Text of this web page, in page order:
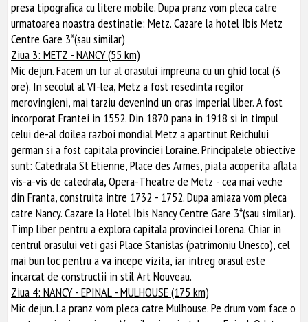
presa tipografica cu litere mobile. Dupa pranz vom pleca catre
urmatoarea noastra destinatie: Metz. Cazare la hotel Ibis Metz
Centre Gare 3*(sau similar)
Ziua 3: METZ - NANCY (55 km)
Mic dejun. Facem un tur al orasului impreuna cu un ghid local (3
ore). In secolul al VI-lea, Metz a fost resedinta regilor
merovingieni, mai tarziu devenind un oras imperial liber. A fost
incorporat Frantei in 1552. Din 1870 pana in 1918 si in timpul
celui de-al doilea razboi mondial Metz a apartinut Reichului
german si a fost capitala provinciei Loraine. Principalele obiective
sunt: Catedrala St Etienne, Place des Armes, piata acoperita aflata
vis-a-vis de catedrala, Opera-Theatre de Metz - cea mai veche
din Franta, construita intre 1732 - 1752. Dupa amiaza vom pleca
catre Nancy. Cazare la Hotel Ibis Nancy Centre Gare 3*(sau similar).
Timp liber pentru a explora capitala provinciei Lorena. Chiar in
centrul orasului veti gasi Place Stanislas (patrimoniu Unesco), cel
mai bun loc pentru a va incepe vizita, iar intreg orasul este
incarcat de constructii in stil Art Nouveau.
Ziua 4: NANCY - EPINAL - MULHOUSE (175 km)
Mic dejun. La pranz vom pleca catre Mulhouse. Pe drum vom face o